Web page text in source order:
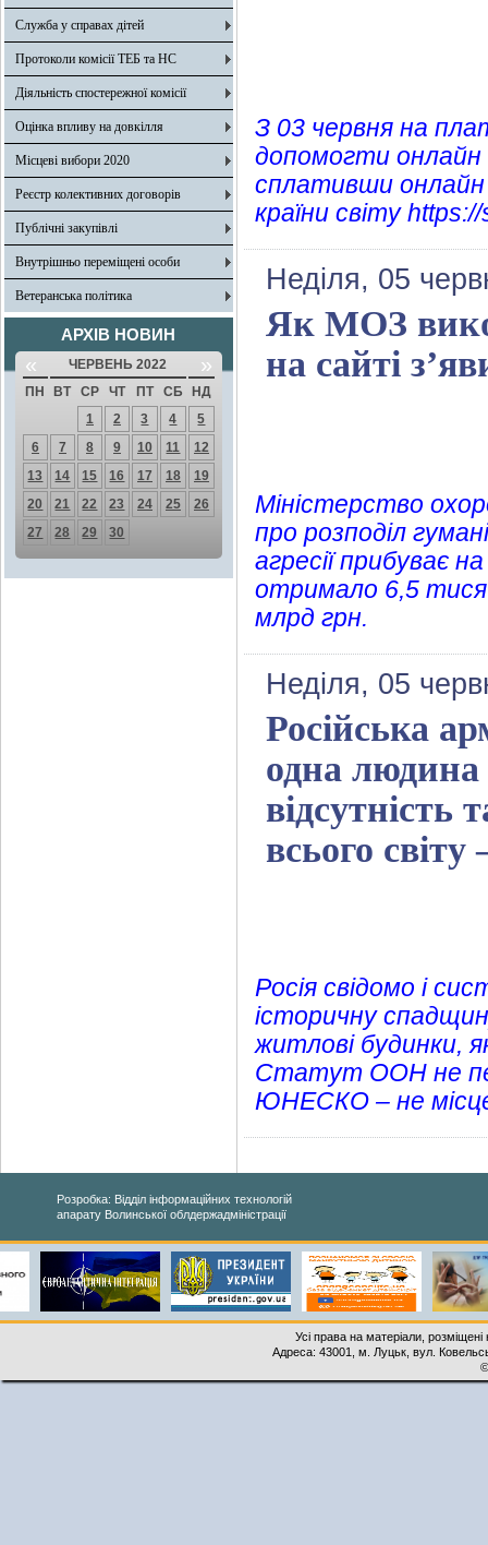
Служба у справах дітей
Протоколи комісії ТЕБ та НС
Діяльність спостережної комісії
Оцінка впливу на довкілля
Місцеві вибори 2020
Реєстр колективних договорів
Публічні закупівлі
Внутрішньо переміщені особи
Ветеранська політика
АРХІВ НОВИН
« ЧЕРВЕНЬ 2022 »
ПН ВТ СР ЧТ ПТ СБ
НД
1
2 3 4
5
6
7 8 9 10 11
12
13
14 15 16 17 18
19
20
21 22 23 24 25
26
27
28 29 30
З 03 червня на
допомогти онлайн
сплативши онлайн
країни світу
Неділя, 05
Як МОЗ
на сайті
Міністерство
про розподіл
агресії прибуває
отримало 6,5
млрд грн.
Неділя, 05
Російська
одна людина
всього
Росія свідомо і
історичну
житлові будинки,
Статут ООН не
ЮНЕСКО – не місце
Розробка: Відділ інформаційних технологій
апарату Волинської облдержадміністрації
Усі права на матеріали,
Адреса: 43001, м. Луцьк, вул.